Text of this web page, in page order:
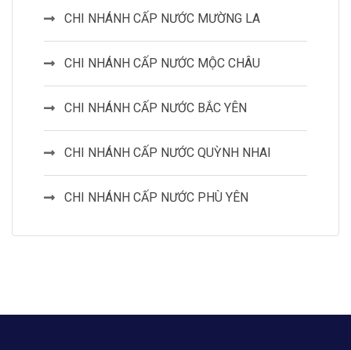
CHI NHÁNH CẤP NƯỚC MƯỜNG LA
CHI NHÁNH CẤP NƯỚC MỘC CHÂU
CHI NHÁNH CẤP NƯỚC BẮC YÊN
CHI NHÁNH CẤP NƯỚC QUỲNH NHAI
CHI NHÁNH CẤP NƯỚC PHÙ YÊN